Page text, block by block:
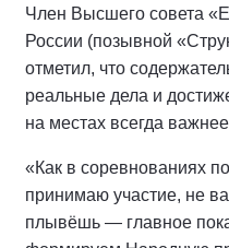
Член Высшего совета
России (позывной
отметил, что
реальные дела и
на местах всегда
«Как в соревнованиях
принимаю участие, не
плывёшь — главное